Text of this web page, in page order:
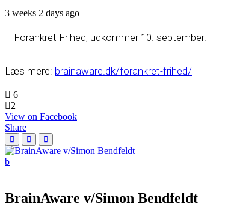
3 weeks 2 days ago
– Forankret Frihed, udkommer 10. september.
Læs mere: brainaware.dk/forankret-frihed/
6
2
View on Facebook
Share
BrainAware v/Simon Bendfeldt